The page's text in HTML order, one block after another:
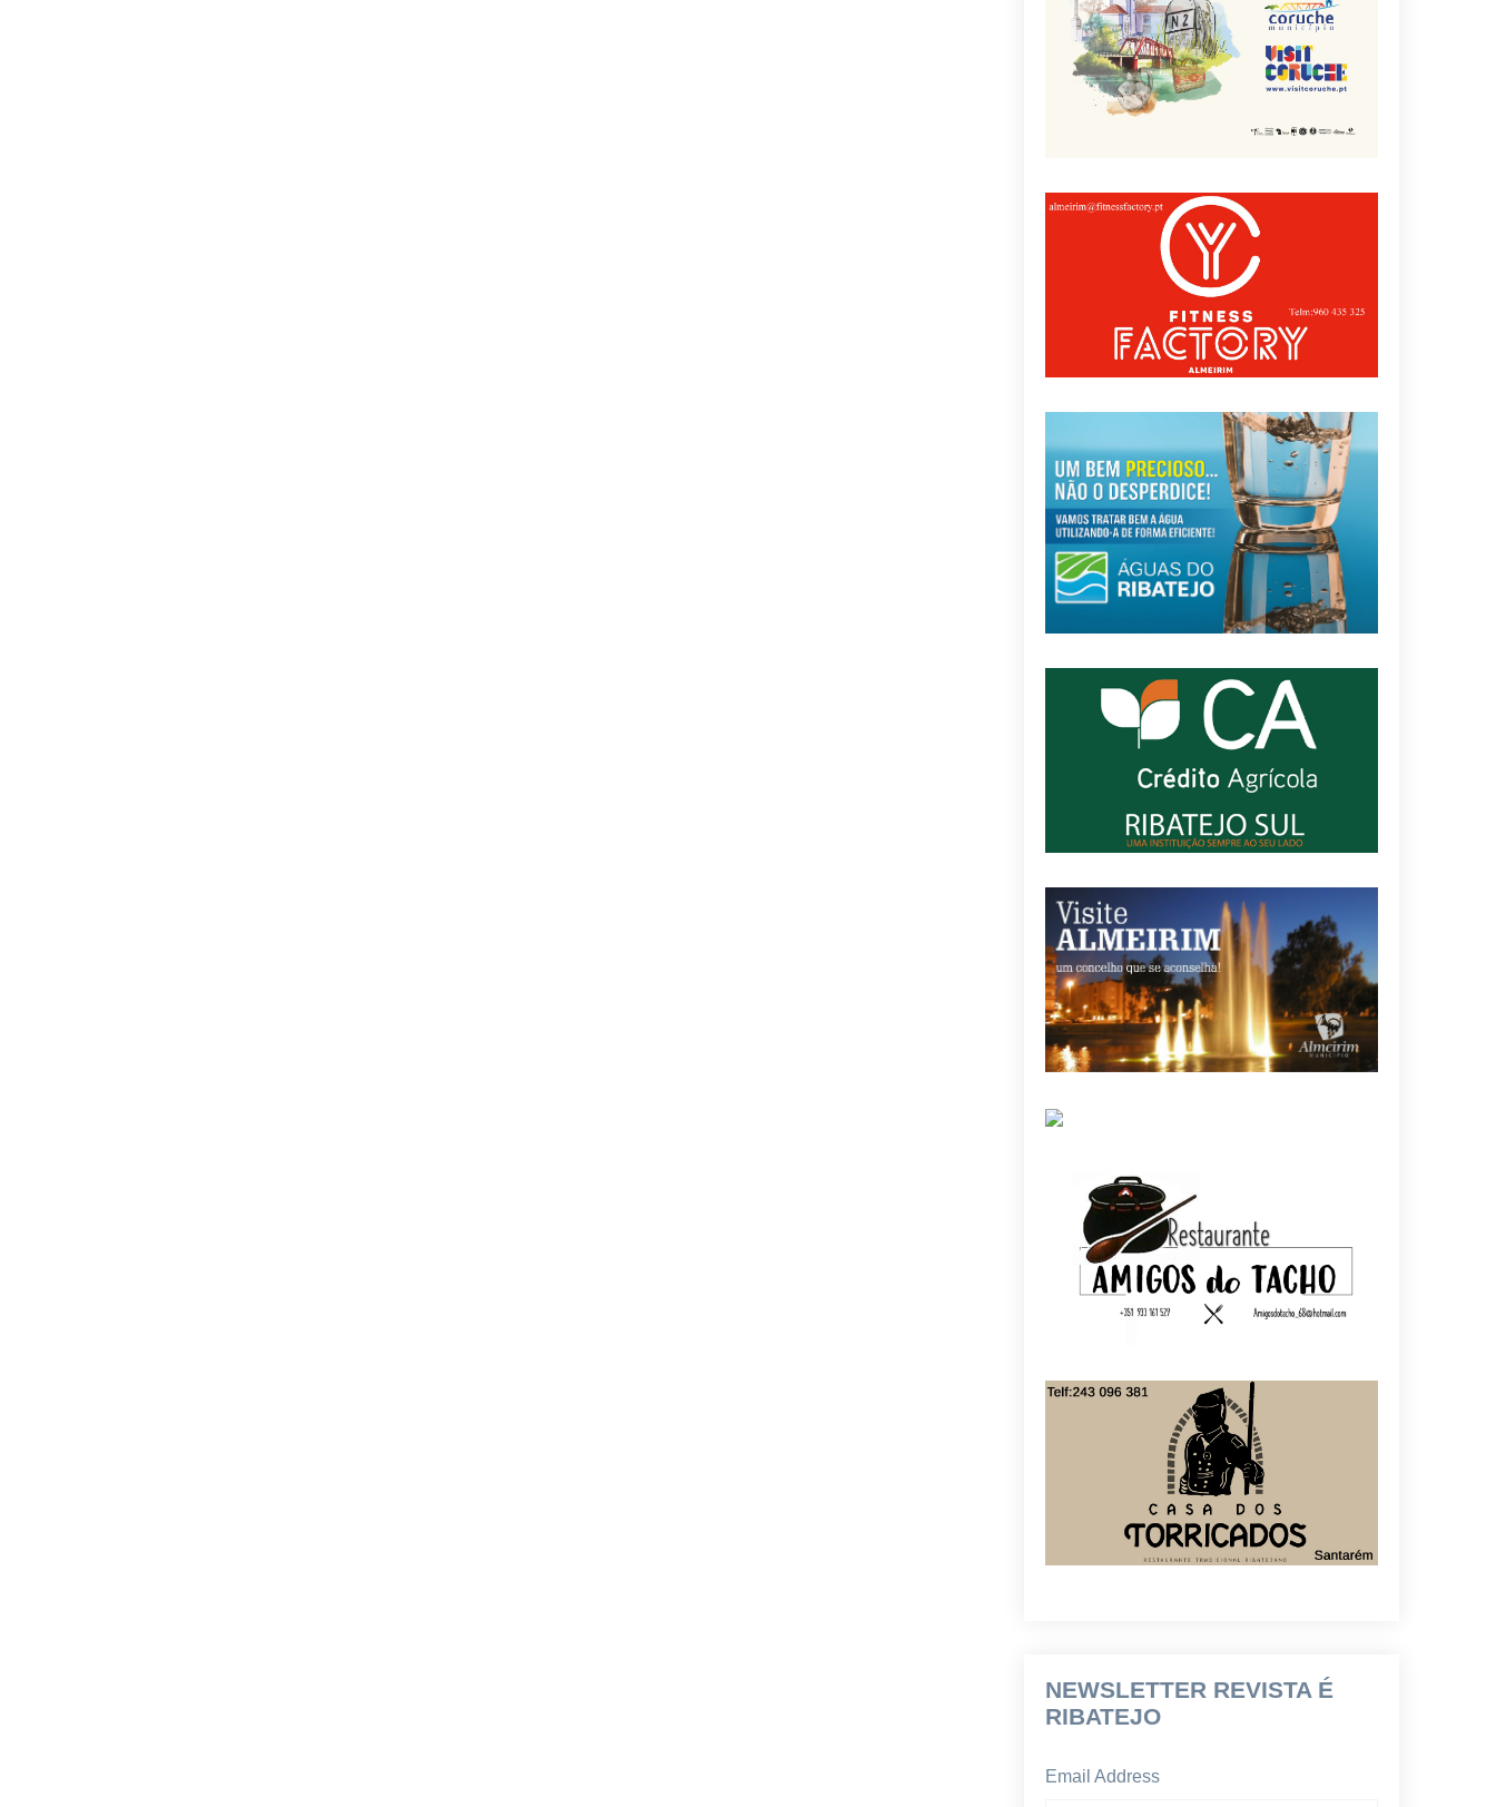
NEWSLETTER REVISTA É
RIBATEJO
Email Address